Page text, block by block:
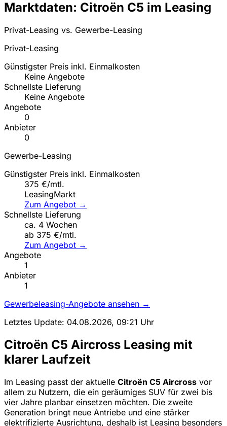
Marktdaten: Citroën C5 im Leasing
Privat-Leasing vs. Gewerbe-Leasing
Privat-Leasing
Günstigster Preis inkl. Einmalkosten
Keine Angebote
Schnellste Lieferung
Keine Angebote
Angebote
0
Anbieter
0
Gewerbe-Leasing
Günstigster Preis inkl. Einmalkosten
375 €/mtl.
LeasingMarkt
Zum Angebot →
Schnellste Lieferung
ca. 4 Wochen
ab 375 €/mtl.
Zum Angebot →
Angebote
1
Anbieter
1
Gewerbeleasing-Angebote ansehen →
Letztes Update: 04.08.2026, 09:21 Uhr
Citroën C5 Aircross Leasing mit
klarer Laufzeit
Im Leasing passt der aktuelle Citroën C5 Aircross vor
allem zu Nutzern, die ein geräumiges SUV für zwei bis
vier Jahre planbar einsetzen möchten. Die zweite
Generation bringt neue Antriebe und eine stärker
elektrifizierte Ausrichtung, deshalb ist Leasing besonders